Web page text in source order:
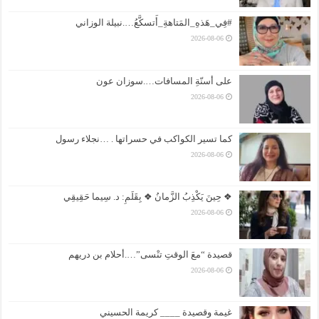
#فِي_هَذهِ_المَتاهةِ_أَتسكَّعُ….نبيلة الوزاني
2026-08-06
على أسنّةِ المسافات….سوزان عون
2026-08-06
كما تسير الكواكب في حسراتها . …نجلاء رسول
2026-08-06
❖ حِينَ يَكْذِبُ الزَّمانُ ❖ بِقَلَمِ: د. سِيما حَقِيقِي
2026-08-06
قصيدة “معَ الوقتِ تنْسى”….أحلام بن دريهم
2026-08-06
غيمة وقصيدة ____ كريمة الحسيني